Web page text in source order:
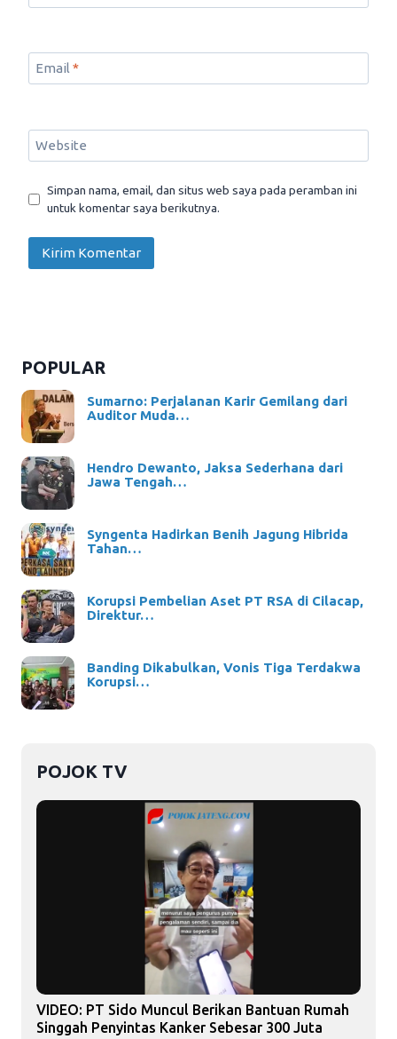
Email *
Website
Simpan nama, email, dan situs web saya pada peramban ini
untuk komentar saya berikutnya.
POPULAR
Sumarno: Perjalanan Karir Gemilang dari
Auditor Muda…
Hendro Dewanto, Jaksa Sederhana dari
Jawa Tengah…
Syngenta Hadirkan Benih Jagung Hibrida
Tahan…
Korupsi Pembelian Aset PT RSA di Cilacap,
Direktur…
Banding Dikabulkan, Vonis Tiga Terdakwa
Korupsi…
POJOK TV
VIDEO: PT Sido Muncul Berikan Bantuan Rumah
Singgah Penyintas Kanker Sebesar 300 Juta